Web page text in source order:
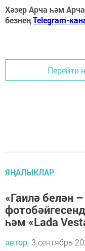
Хәзер Арча һәм
безнеңTelegram-
Перейти
ЯҢАЛЫКЛАР
«Гаилә белән
һәм «Lada
автор, 3 сентябрь